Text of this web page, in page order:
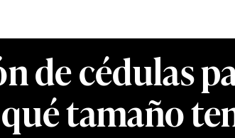
de cédulas
tamaño